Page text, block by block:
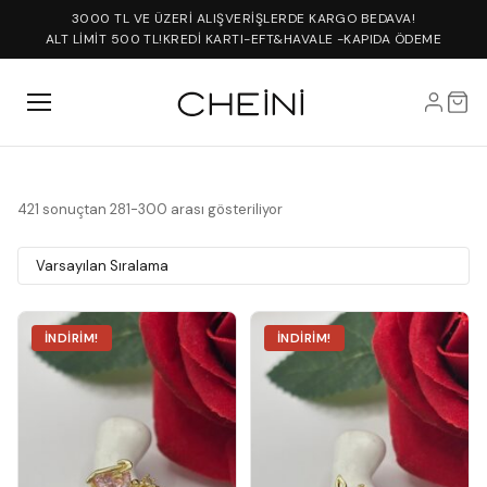
3000 TL VE ÜZERİ ALIŞVERİŞLERDE KARGO BEDAVA!
ALT LİMİT 500 TL!KREDİ KARTI-EFT&HAVALE -KAPIDA ÖDEME
421 sonuçtan 281-300 arası gösteriliyor
İNDIRIM! İNDIRIM!